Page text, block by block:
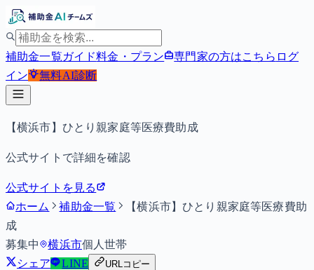
補助金一覧ガイド料金・プラン 専門家の方はこちら ログ
イン
無料AI診断
【横浜市】ひとり親家庭等医療費助成
公式サイトで詳細を確認
公式サイトを見る
ホーム
補助金一覧
【横浜市】ひとり親家庭等医療費助
成
募集中
横浜市個人世帯
シェア
LINE URLコピー